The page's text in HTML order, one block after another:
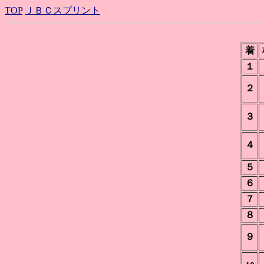
TOP ＪＢＣスプリント
着
１
２
３
４
５
６
７
８
９